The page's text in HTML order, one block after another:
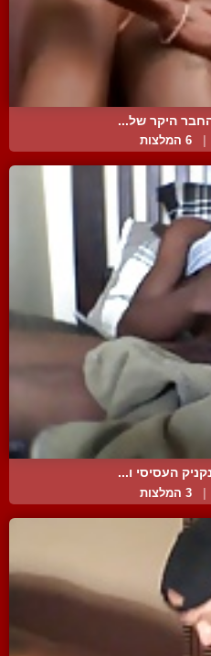
היקר של...
6 המלצות
העסיסי ו...
3 המלצות